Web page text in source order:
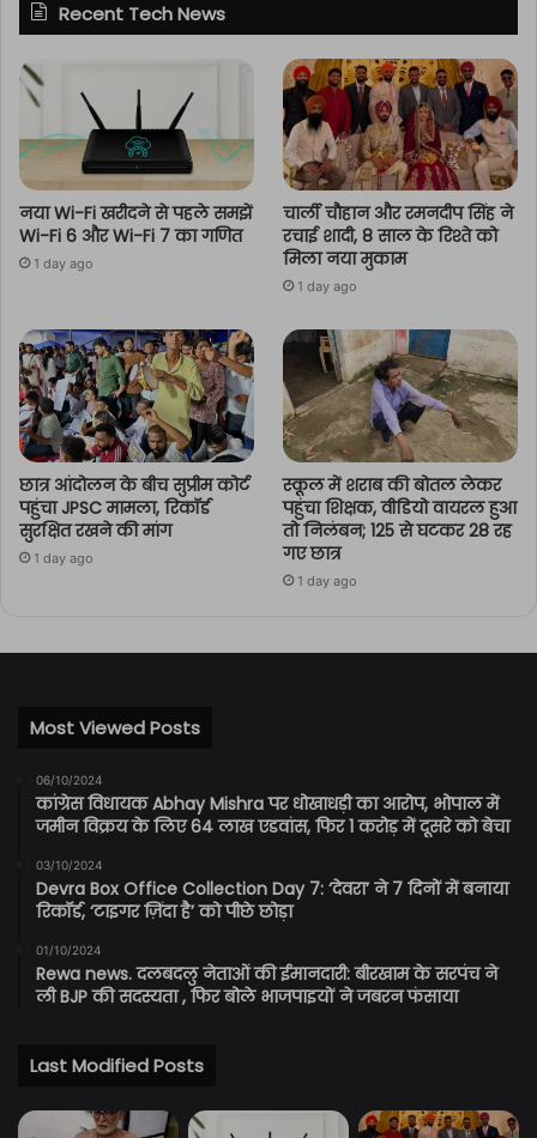
Recent Tech News
नया Wi-Fi खरीदने से पहले समझें
Wi-Fi 6 और Wi-Fi 7 का गणित
1 day ago
चार्ली चौहान और रमनदीप सिंह ने
रचाई शादी, 8 साल के रिश्ते को
मिला नया मुकाम
1 day ago
छात्र आंदोलन के बीच सुप्रीम कोर्ट
पहुंचा JPSC मामला, रिकॉर्ड
सुरक्षित रखने की मांग
1 day ago
स्कूल में शराब की बोतल लेकर
पहुंचा शिक्षक, वीडियो वायरल हुआ
तो निलंबन; 125 से घटकर 28 रह
गए छात्र
1 day ago
Most Viewed Posts
06/10/2024
कांग्रेस विधायक Abhay Mishra पर धोखाधड़ी का आरोप, भोपाल में
जमीन विक्रय के लिए 64 लाख एडवांस, फिर 1 करोड़ में दूसरे को बेचा
03/10/2024
Devra Box Office Collection Day 7: ‘देवरा’ ने 7 दिनों में बनाया
रिकॉर्ड, ‘टाइगर ज़िंदा है’ को पीछे छोड़ा
01/10/2024
Rewa news. दलबदलु नेताओं की ईमानदारी: बीरखाम के सरपंच ने
ली BJP की सदस्यता , फिर बोले भाजपाइयों ने जबरन फंसाया
Last Modified Posts